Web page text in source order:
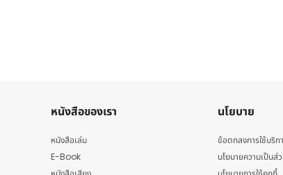
หนังสือของเรา
หนังสือเล่ม
E-Book
นโยบาย
ข้อตกลงการใช้บริก
นโยบายความเป็นส่